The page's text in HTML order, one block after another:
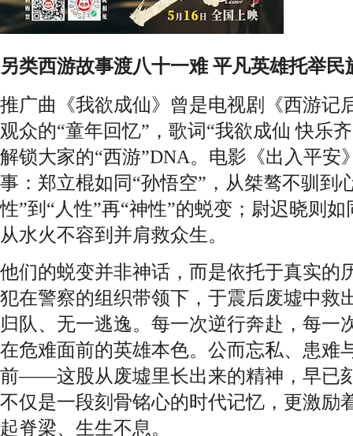
另类西游故事渡八十一难 平凡英雄托举民
推广曲《我欲成仙》曾是电视剧《西游记
观众的“童年回忆”，歌词“我欲成仙 快乐
解锁大家的“西游”DNA。电影《出入平安
事：郑立棍如同“孙悟空”，从桀骜不驯到
性”到“人性”再“神性”的蜕变；尉迟晓则
从水火不容到并肩救众生。
他们的蜕变并非神话，而是依托于真实
犯在警察的组织带领下，于震后废墟中救
归队、无一逃逸。每一次逆行奔赴，每一
在危难面前的英雄本色。公而忘私、患难
前——这股从废墟里长出来的精神，早已
不仅是一段刻骨铭心的时代记忆，更激励
起脊梁、生生不息。